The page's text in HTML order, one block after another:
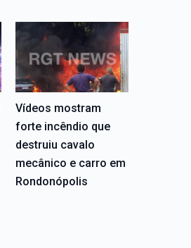
Vídeos mostram
forte incêndio que
destruiu cavalo
mecânico e carro em
Rondonópolis